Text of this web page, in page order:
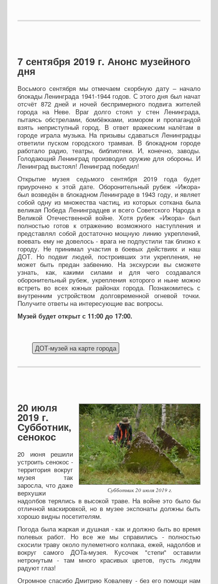
7 сентября 2019 г. Анонс музейного
дня
Восьмого сентября мы отмечаем скорбную дату – начало
блокады Ленинграда 1941-1944 годов. С этого дня был начат
отсчёт 872 дней и ночей беспримерного подвига жителей
города на Неве. Враг долго стоял у стен Ленинграда,
пытаясь обстрелами, бомбёжками, измором и пропагандой
взять неприступный город. В ответ вражеским налётам в
городе играла музыка. На призывы сдаваться Ленинградцы
ответили пуском городского трамвая. В блокадном городе
работало радио, театры, библиотеки. И, конечно, заводы.
Голодающий Ленинград производил оружие для обороны. И
Ленинград выстоял! Ленинград победил!
Открытие музея седьмого сентября 2019 года будет
приурочено к этой дате. Оборонительный рубеж «Ижора»
был возведён в блокадном Ленинграде в 1943 году, и являет
собой одну из множества частиц, из которых соткана была
великая Победа Ленинградцев и всего Советского Народа в
Великой Отечественной войне. Хотя рубеж «Ижора» был
полностью готов к отражению возможного наступления и
представлял собой достаточно мощную линию укреплений,
воевать ему не довелось - врага не подпустили так близко к
городу. Не принимал участия в боевых действиях и наш
ДОТ. Но подвиг людей, построивших эти укрепления, не
может быть предан забвению. На экскурсии вы сможете
узнать, как, какими силами и для чего создавался
оборонительный рубеж, укрепления которого и ныне можно
встреть во всех южных районах города. Познакомитесь с
внутренним устройством долговременной огневой точки.
Получите ответы на интересующие вас вопросы.
Музей будет открыт с 11:00 до 17:00.
Субботник 20 июля 2019 г.
20 июля
2019 г.
Субботник,
сенокос
20 июня решили
устроить сенокос -
территория вокруг
музея так
заросла, что даже
верхушки
надолбов терялись в высокой траве. На войне это было бы
отличной маскировкой, но в музее экспонаты должны быть
хорошо видны посетителям.
Погода была жаркая и душная - как и должно быть во время
полевых работ. Но все же мы справились - полностью
скосили траву около пулеметного колпака, ежей, надолбов и
вокруг самого ДОТа-музея. Кусочек "степи" оставили
нетронутым - там много красивых цветов, пусть людям
радуют глаз!
Огромное спасибо Дмитрию Ковалеву - без его помощи нам